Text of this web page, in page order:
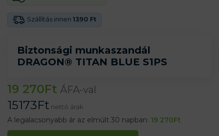
Biztonsági munkaszandál
DRAGON® TITAN BLUE S1PS
Szállítás innen 1390 Ft
19 270Ft ÁFA-val
15173Ft nettó árak
A legalacsonyabb ár az elmúlt 30 napban: 19 270Ft